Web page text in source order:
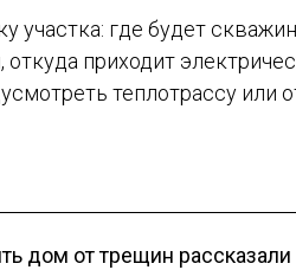
участка: где будет
приходит
теплотрассу или
дом от трещин рассказали